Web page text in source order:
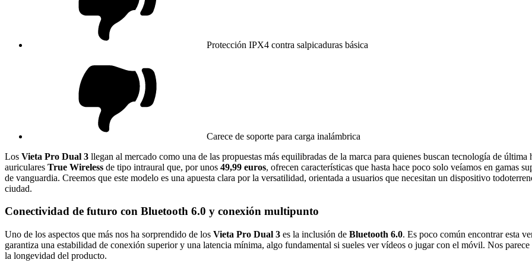
Protección IPX4 contra salpicaduras básica
Carece de soporte para carga inalámbrica
Los Vieta Pro Dual 3 llegan al mercado como una de las propuestas más equilibradas de la marca para quienes buscan tecnología de
auriculares True Wireless de tipo intraural que, por unos 49,99 euros, ofrecen características que hasta hace poco solo veíamos en gamas
de vanguardia. Creemos que este modelo es una apuesta clara por la versatilidad, orientada a usuarios que necesitan un dispositivo
ciudad.
Conectividad de futuro con Bluetooth 6.0 y conexión multipunto
Uno de los aspectos que más nos ha sorprendido de los Vieta Pro Dual 3 es la inclusión de Bluetooth 6.0. Es poco común encontrar esta
garantiza una estabilidad de conexión superior y una latencia mínima, algo fundamental si sueles ver vídeos o jugar con el móvil. Nos
la longevidad del producto.